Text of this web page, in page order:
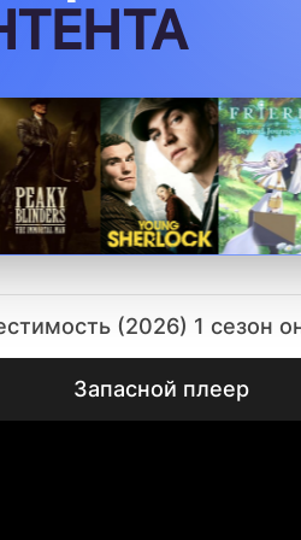
(2026) 1 сезон
Запасной плеер